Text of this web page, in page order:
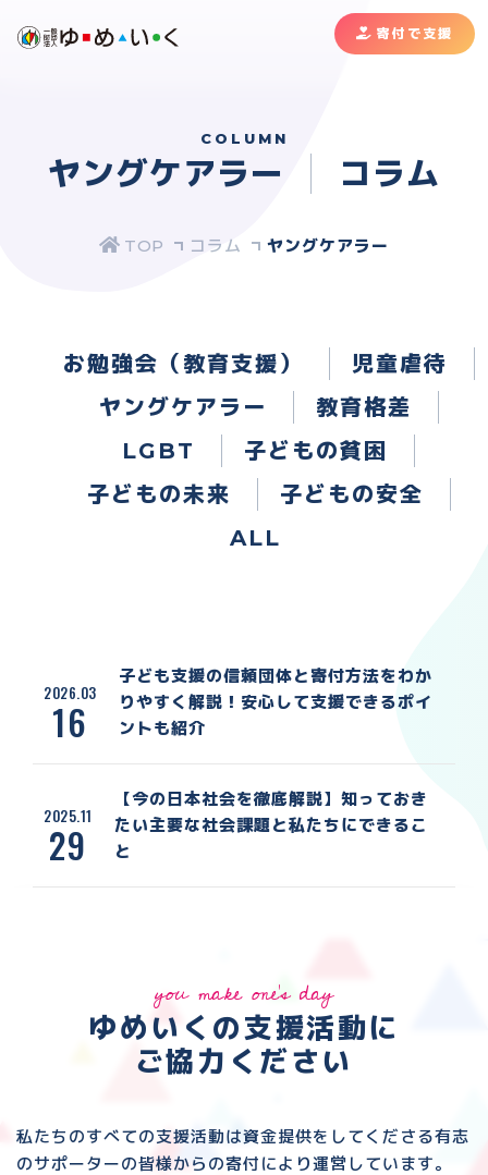
寄付で支援
COLUMN
ヤングケアラー コラム
コラム ヤングケアラー
お勉強会（教育支援）
児童虐待
ヤングケアラー
教育格差
LGBT
子どもの貧困
子どもの未来
子どもの安全
ALL
2026.03
16
子ども支援の信頼団体と寄付方法をわか
りやすく解説！安心して支援できるポイ
ントも紹介
2025.11
29
【今の日本社会を徹底解説】知っておき
たい主要な社会課題と私たちにできるこ
と
you make one's day
ゆめいくの支援活動に
ご協力ください
私たちのすべての支援活動は資金提供をしてくださる有志
のサポーターの皆様からの寄付により運営しています。